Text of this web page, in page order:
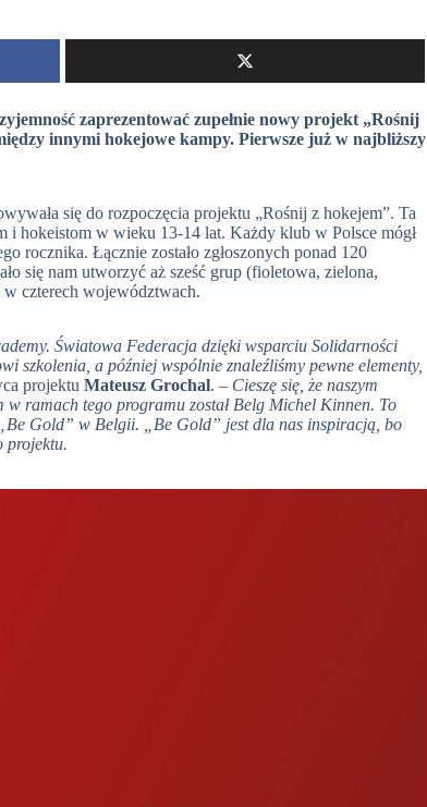
zaprezentować zupełnie nowy projekt „Rośnij
innymi hokejowe kampy. Pierwsze już w najbliższy
się do rozpoczęcia projektu „Rośnij z hokejem”. Ta
i hokeistom w wieku 13-14 lat. Każdy klub w Polsce mógł
rocznika. Łącznie zostało zgłoszonych ponad 120
się nam utworzyć aż sześć grup (fioletowa, zielona,
w czterech województwach.
Światowa Federacja dzięki wsparciu Solidarności
szkolenia, a później wspólnie znaleźliśmy pewne elementy,
projektu Mateusz Grochal. – Cieszę się, że naszym
w ramach tego programu został Belg Michel Kinnen. To
Gold” w Belgii. „Be Gold” jest dla nas inspiracją, bo
projektu.